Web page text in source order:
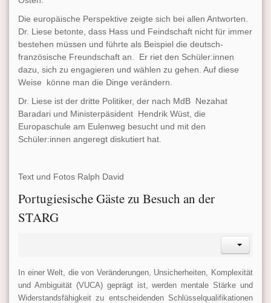
Die europäische Perspektive zeigte sich bei allen Antworten.
Dr. Liese betonte, dass Hass und Feindschaft nicht für immer
bestehen müssen und führte als Beispiel die deutsch-
französische Freundschaft an. Er riet den Schüler:innen
dazu, sich zu engagieren und wählen zu gehen. Auf diese
Weise könne man die Dinge verändern.
Dr. Liese ist der dritte Politiker, der nach MdB Nezahat
Baradari und Ministerpäsident Hendrik Wüst, die
Europaschule am Eulenweg besucht und mit den
Schüler:innen angeregt diskutiert hat.
Text und Fotos Ralph David
Portugiesische Gäste zu Besuch an der
STARG
In einer Welt, die von Veränderungen, Unsicherheiten, Komplexität
und Ambiguität (VUCA) geprägt ist, werden mentale Stärke und
Widerstandsfähigkeit zu entscheidenden Schlüsselqualifikationen